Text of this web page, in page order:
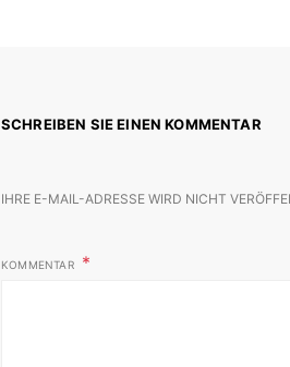
SCHREIBEN SIE EINEN KOMMENTAR
IHRE E-MAIL-ADRESSE WIRD NICHT
KOMMENTAR